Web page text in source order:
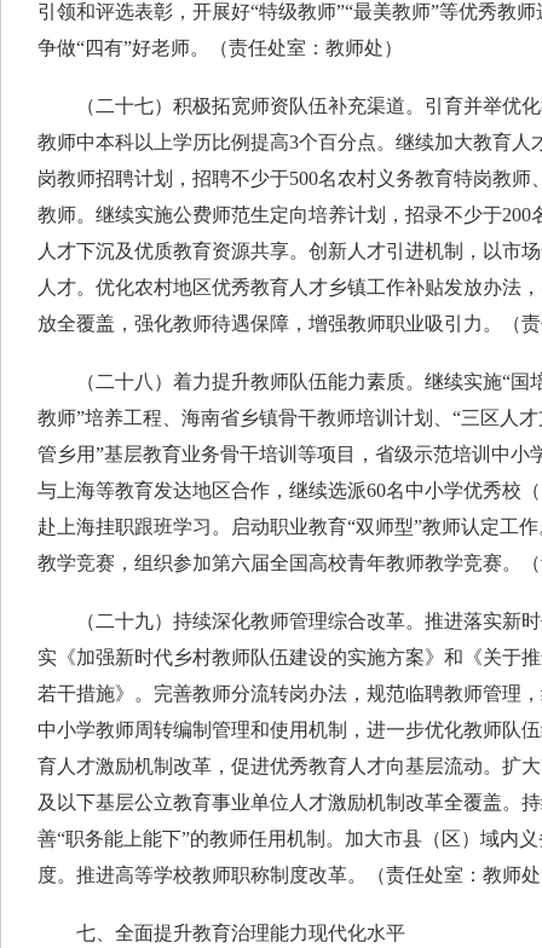
引领和评选表彰，开展好“特级教师”“最美教师”等优秀教
争做“四有”好老师。（责任处室：教师处）
（二十七）积极拓宽师资队伍补充渠道。引育并举优化
教师中本科以上学历比例提高3个百分点。继续加大教育人
岗教师招聘计划，招聘不少于500名农村义务教育特岗教师
教师。继续实施公费师范生定向培养计划，招录不少于200
人才下沉及优质教育资源共享。创新人才引进机制，以市
人才。优化农村地区优秀教育人才乡镇工作补贴发放办法
放全覆盖，强化教师待遇保障，增强教师职业吸引力。（
（二十八）着力提升教师队伍能力素质。继续实施“国
教师”培养工程、海南省乡镇骨干教师培训计划、“三区人
管乡用”基层教育业务骨干培训等项目，省级示范培训中小
与上海等教育发达地区合作，继续选派60名中小学优秀校
赴上海挂职跟班学习。启动职业教育“双师型”教师认定工
教学竞赛，组织参加第六届全国高校青年教师教学竞赛。
（二十九）持续深化教师管理综合改革。推进落实新时
实《加强新时代乡村教师队伍建设的实施方案》和《关于
若干措施》。完善教师分流转岗办法，规范临聘教师管理
中小学教师周转编制管理和使用机制，进一步优化教师队
育人才激励机制改革，促进优秀教育人才向基层流动。扩
及以下基层公立教育事业单位人才激励机制改革全覆盖。
善“职务能上能下”的教师任用机制。加大市县（区）域内
度。推进高等学校教师职称制度改革。（责任处室：教师
七、全面提升教育治理能力现代化水平